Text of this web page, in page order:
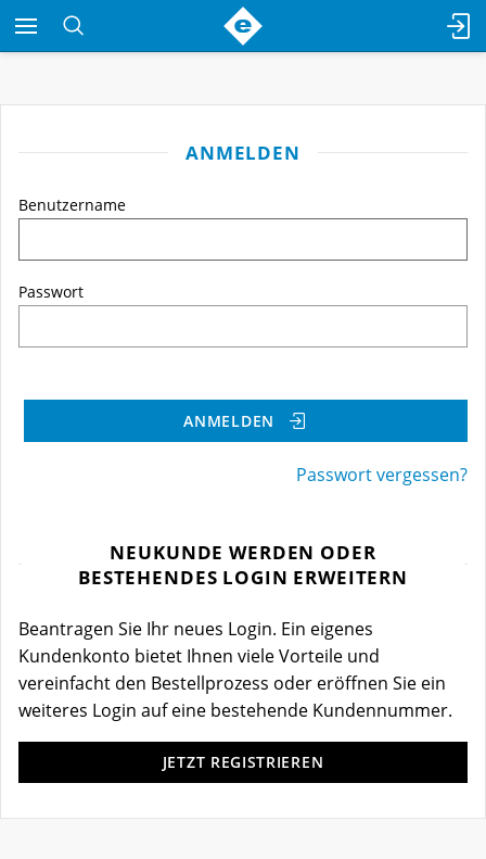
ANMELDEN
Benutzername
Passwort
ANMELDEN
Passwort vergessen?
NEUKUNDE WERDEN ODER
BESTEHENDES LOGIN ERWEITERN
Beantragen Sie Ihr neues Login. Ein eigenes
Kundenkonto bietet Ihnen viele Vorteile und
vereinfacht den Bestellprozess oder eröffnen Sie ein
weiteres Login auf eine bestehende Kundennummer.
JETZT REGISTRIEREN